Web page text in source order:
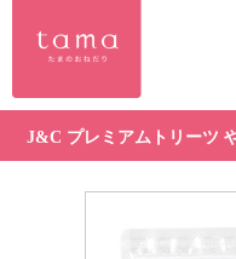
J&C プレミアムトリーツ